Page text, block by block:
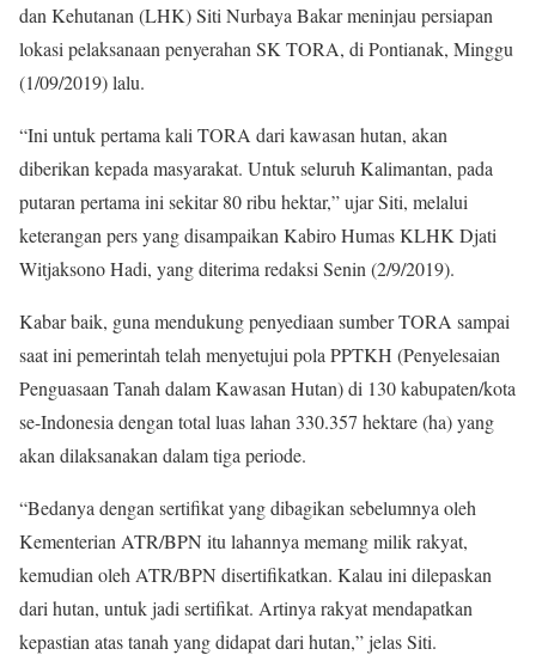
dan Kehutanan (LHK) Siti Nurbaya Bakar meninjau persiapan
lokasi pelaksanaan penyerahan SK TORA, di Pontianak, Minggu
(1/09/2019) lalu.
“Ini untuk pertama kali TORA dari kawasan hutan, akan
diberikan kepada masyarakat. Untuk seluruh Kalimantan, pada
putaran pertama ini sekitar 80 ribu hektar,” ujar Siti, melalui
keterangan pers yang disampaikan Kabiro Humas KLHK Djati
Witjaksono Hadi, yang diterima redaksi Senin (2/9/2019).
Kabar baik, guna mendukung penyediaan sumber TORA sampai
saat ini pemerintah telah menyetujui pola PPTKH (Penyelesaian
Penguasaan Tanah dalam Kawasan Hutan) di 130 kabupaten/kota
se-Indonesia dengan total luas lahan 330.357 hektare (ha) yang
akan dilaksanakan dalam tiga periode.
“Bedanya dengan sertifikat yang dibagikan sebelumnya oleh
Kementerian ATR/BPN itu lahannya memang milik rakyat,
kemudian oleh ATR/BPN disertifikatkan. Kalau ini dilepaskan
dari hutan, untuk jadi sertifikat. Artinya rakyat mendapatkan
kepastian atas tanah yang didapat dari hutan,” jelas Siti.